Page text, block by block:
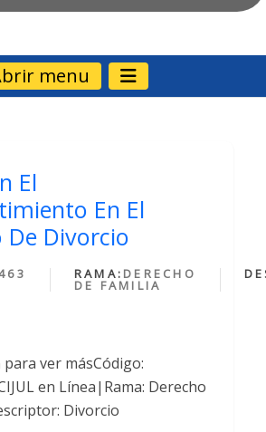
menu
El
En El
De Divorcio
RAMA: DERECHO
DE FAMILIA
ver másCódigo:
en Línea|Rama: Derecho
Divorcio